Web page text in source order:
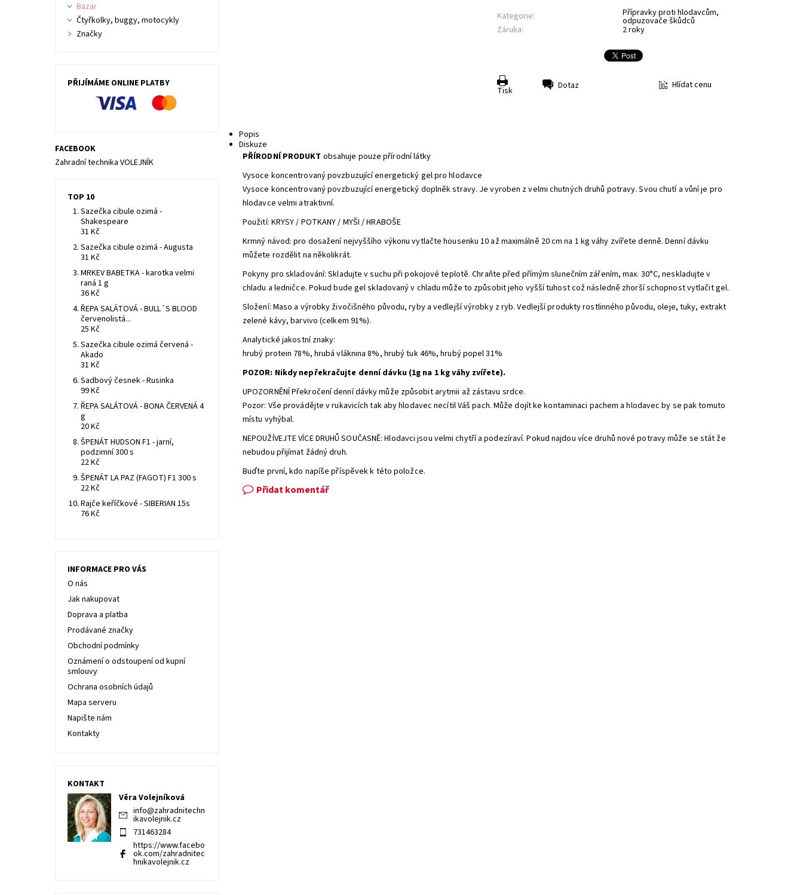
Kategorie: Přípravky proti hlodavcům,
odpuzovače škůdců
Záruka: 2 roky
Tisk Dotaz Hlídat cenu
Popis
Diskuze
PŘÍRODNÍ PRODUKT obsahuje pouze přírodní látky
Vysoce koncentrovaný povzbuzující energetický gel pro hlodavce
Vysoce koncentrovaný povzbuzující energetický doplněk stravy. Je vyroben z velmi chutných druhů potravy. Svou chutí a vůní je pro
hlodavce velmi atraktivní.
Použití: KRYSY / POTKANY / MYŠI / HRABOŠE
Krmný návod: pro dosažení nejvyššího výkonu vytlačte housenku 10 až maximálně 20 cm na 1 kg váhy zvířete denně. Denní dávku
můžete rozdělit na několikrát.
Pokyny pro skladování: Skladujte v suchu při pokojové teplotě. Chraňte před přímým slunečním zářením, max. 30°C, neskladujte v
chladu a ledničce. Pokud bude gel skladovaný v chladu může to způsobit jeho vyšší tuhost což následně zhorší schopnost vytlačit gel.
Složení: Maso a výrobky živočišného původu, ryby a vedlejší výrobky z ryb. Vedlejší produkty rostlinného původu, oleje, tuky, extrakt
zelené kávy, barvivo (celkem 91%).
Analytické jakostní znaky:
hrubý protein 78%, hrubá vláknina 8%, hrubý tuk 46%, hrubý popel 31%
POZOR: Nikdy nepřekračujte denní dávku (1g na 1 kg váhy zvířete).
UPOZORNĚNÍ Překročení denní dávky může způsobit arytmii až zástavu srdce.
Pozor: Vše provádějte v rukavicích tak aby hlodavec necítil Váš pach. Může dojít ke kontaminaci pachem a hlodavec by se pak tomuto
místu vyhýbal.
NEPOUŽÍVEJTE VÍCE DRUHŮ SOUČASNĚ: Hlodavci jsou velmi chytří a podezíraví. Pokud najdou více druhů nové potravy může se stát že
nebudou přijímat žádný druh.
Buďte první, kdo napíše příspěvek k této položce.
Přidat komentář
Bazar
Čtyřkolky, buggy, motocykly
Značky
PŘIJÍMÁME ONLINE PLATBY
FACEBOOK
Zahradní technika VOLEJNÍK
TOP 10
Sazečka cibule ozimá -
Shakespeare
31 Kč
Sazečka cibule ozimá - Augusta
31 Kč
MRKEV BABETKA - karotka velmi
raná 1 g
36 Kč
ŘEPA SALÁTOVÁ - BULL´S BLOOD
červenolistá...
25 Kč
Sazečka cibule ozimá červená -
Akado
31 Kč
Sadbový česnek - Rusinka
99 Kč
ŘEPA SALÁTOVÁ - BONA ČERVENÁ 4
g
20 Kč
ŠPENÁT HUDSON F1 - jarní,
podzimní 300 s
22 Kč
ŠPENÁT LA PAZ (FAGOT) F1 300 s
22 Kč
Rajče keříčkové - SIBERIAN 15s
76 Kč
INFORMACE PRO VÁS
O nás
Jak nakupovat
Doprava a platba
Prodávané značky
Obchodní podmínky
Oznámení o odstoupení od kupní
smlouvy
Ochrana osobních údajů
Mapa serveru
Napište nám
Kontakty
KONTAKT
Věra Volejníková
info@zahradnitechn
ikavolejnik.cz
731463284
https://www.facebo
ok.com/zahradnitec
hnikavolejnik.cz